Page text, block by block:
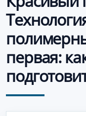
первая: